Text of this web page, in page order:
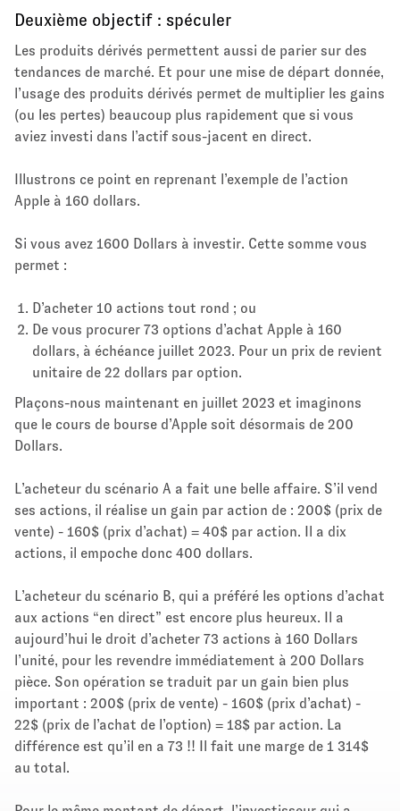
Deuxième objectif : spéculer
Les produits dérivés permettent aussi de parier sur des
tendances de marché. Et pour une mise de départ donnée,
l’usage des produits dérivés permet de multiplier les gains
(ou les pertes) beaucoup plus rapidement que si vous
aviez investi dans l’actif sous-jacent en direct.
Illustrons ce point en reprenant l’exemple de l’action
Apple à 160 dollars.
Si vous avez 1600 Dollars à investir. Cette somme vous
permet :
D’acheter 10 actions tout rond ; ou
De vous procurer 73 options d’achat Apple à 160
dollars, à échéance juillet 2023. Pour un prix de revient
unitaire de 22 dollars par option.
Plaçons-nous maintenant en juillet 2023 et imaginons
que le cours de bourse d’Apple soit désormais de 200
Dollars.
L’acheteur du scénario A a fait une belle affaire. S’il vend
ses actions, il réalise un gain par action de : 200$ (prix de
vente) - 160$ (prix d’achat) = 40$ par action. Il a dix
actions, il empoche donc 400 dollars.
L’acheteur du scénario B, qui a préféré les options d’achat
aux actions “en direct” est encore plus heureux. Il a
aujourd’hui le droit d’acheter 73 actions à 160 Dollars
l’unité, pour les revendre immédiatement à 200 Dollars
pièce. Son opération se traduit par un gain bien plus
important : 200$ (prix de vente) - 160$ (prix d’achat) -
22$ (prix de l’achat de l’option) = 18$ par action. La
différence est qu’il en a 73 !! Il fait une marge de 1 314$
au total.